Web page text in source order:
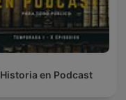
Historia en Podcast